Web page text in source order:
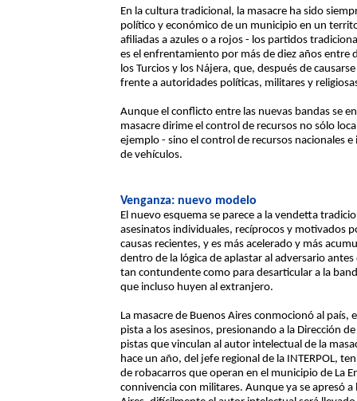
En la cultura tradicional, la masacre ha sido
político y económico de un municipio en un
afiliadas a azules o a rojos - los partidos
es el enfrentamiento por más de diez años entre
los Turcios y los Nájera, que, después de
frente a autoridades políticas, militares y
Aunque el conflicto entre las nuevas bandas se
masacre dirime el control de recursos no sólo
ejemplo - sino el control de recursos nacionales
de vehículos.
Venganza: nuevo modelo
El nuevo esquema se parece a la vendetta
asesinatos individuales, recíprocos y motivados
causas recientes, y es más acelerado y más
dentro de la lógica de aplastar al adversario
tan contundente como para desarticular a la
que incluso huyen al extranjero.
La masacre de Buenos Aires conmocionó al
pista a los asesinos, presionando a la Dirección
pistas que vinculan al autor intelectual de la
hace un año, del jefe regional de la INTERPOL,
de robacarros que operan en el municipio de La
connivencia con militares. Aunque ya se apresó